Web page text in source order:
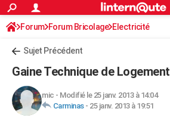
ACTUALITÉS
Politique
Société
Faits Divers
Education
Monde
Villes
+
FINANCE
Retraite
Impôts
Epargne
Immobilier
Risques naturels par ville
Banque
Assurance
Crédit
AUTO
S'inscrire
Connexion
Forum Forum Bricolage Electricité
Sujet Précédent
Gaine Technique de Logement
mic - Modifié le 25 janv. 2013 à 14:04
Carminas- 25 janv. 2013 à 19:51